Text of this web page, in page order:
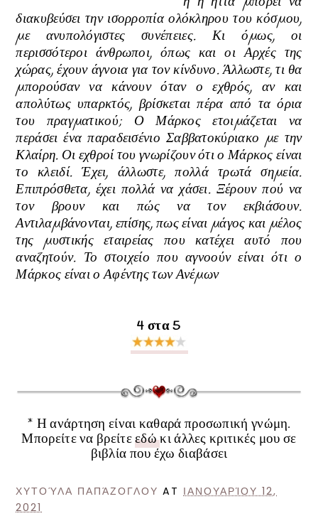
διακυβεύσει την ισορροπία ολόκληρου του κόσµου,
µε ανυπολόγιστες συνέπειες. Κι όµως, οι
περισσότεροι άνθρωποι, όπως και οι Αρχές της
χώρας, έχουν άγνοια για τον κίνδυνο. Άλλωστε, τι θα
µπορούσαν να κάνουν όταν ο εχθρός, αν και
απολύτως υπαρκτός, βρίσκεται πέρα από τα όρια
του πραγµατικού; Ο Μάρκος ετοιµάζεται να
περάσει ένα παραδεισένιο Σαββατοκύριακο µε την
Κλαίρη. Οι εχθροί του γνωρίζουν ότι ο Μάρκος είναι
το κλειδί. Έχει, άλλωστε, πολλά τρωτά σηµεία.
Επιπρόσθετα, έχει πολλά να χάσει. Ξέρουν πού να
τον βρουν και πώς να τον εκβιάσουν.
Αντιλαµβάνονται, επίσης, πως είναι µάγος και µέλος
της µυστικής εταιρείας που κατέχει αυτό που
αναζητούν. Το στοιχείο που αγνοούν είναι ότι ο
Μάρκος είναι ο Αφέντης των Ανέµων
4 στα 5
* Η ανάρτηση είναι καθαρά προσωπική γνώμη.
Μπορείτε να βρείτεεδώκι άλλες κριτικές μου σε
βιβλία που έχω διαβάσει
ΧΥΤΟΎΛΑ ΠΑΠΆΖΟΓΛΟΥ AT ΙΑΝΟΥΑΡΊΟΥ 12,
2021